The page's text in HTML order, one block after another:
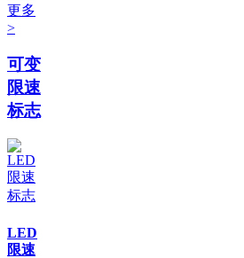
更多
>
可变
限速
标志
LED
限速